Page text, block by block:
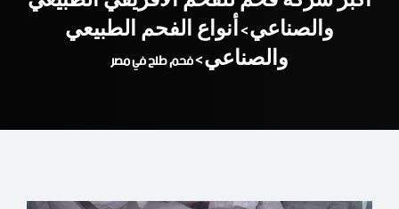
والصناعي>أنواع الفحم الطبيعي
والصناعي>فحم طلح في مصر